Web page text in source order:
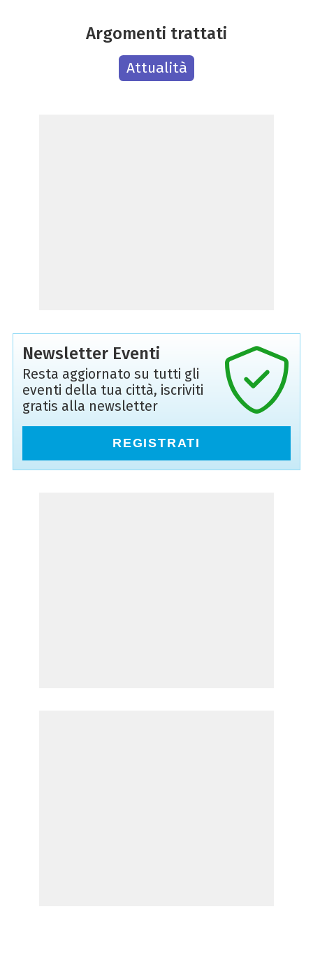
Argomenti trattati
Attualità
Newsletter Eventi
Resta aggiornato su tutti gli
eventi della tua città, iscriviti
gratis alla newsletter
REGISTRATI